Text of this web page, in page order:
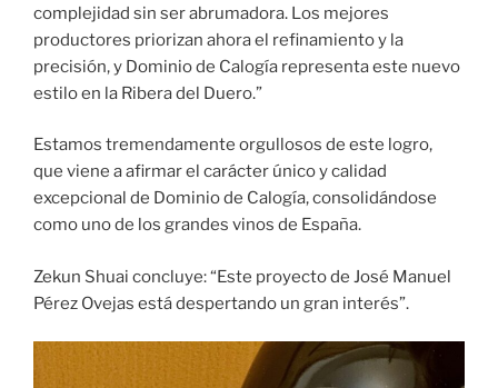
complejidad sin ser abrumadora. Los mejores
productores priorizan ahora el refinamiento y la
precisión, y Dominio de Calogía representa este nuevo
estilo en la Ribera del Duero.”
Estamos tremendamente orgullosos de este logro,
que viene a afirmar el carácter único y calidad
excepcional de Dominio de Calogía, consolidándose
como uno de los grandes vinos de España.
Zekun Shuai concluye: “Este proyecto de José Manuel
Pérez Ovejas está despertando un gran interés”.